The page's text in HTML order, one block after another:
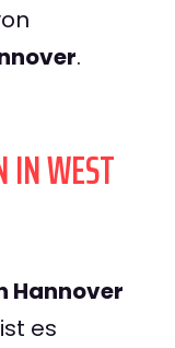
.
IN WEST
Hannover
es